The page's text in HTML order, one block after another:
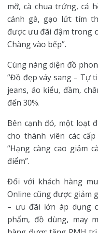
mỡ, cà chua trứng, cá
cánh gà, gạo lứt tím
được ưu đãi đậm trong
Chàng vào bếp”.
Cùng nàng diện đồ
“Đồ đẹp váy sang – Tự
jeans, áo kiểu, đầm,
đến 30%.
Bên cạnh đó, một loạt
cho thành viên các
“Hạng càng cao giảm
điểm”.
Đối với khách hàng
Online cũng được giảm
– ưu đãi lớn áp dụng
phẩm, đồ dùng, may